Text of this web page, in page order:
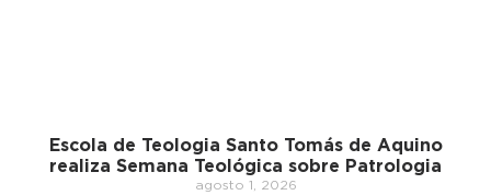
Escola de Teologia Santo Tomás de Aquino
realiza Semana Teológica sobre Patrologia
agosto 1, 2026